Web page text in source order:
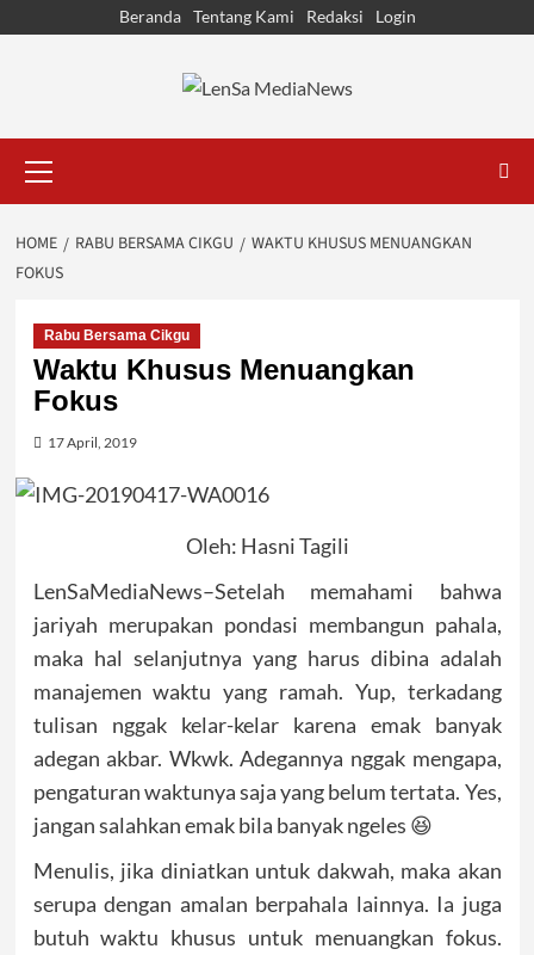
Beranda Tentang Kami Redaksi Login
Menu
HOME RABU BERSAMA CIKGU
WAKTU KHUSUS MENUANGKAN
FOKUS
Rabu Bersama Cikgu
Waktu Khusus Menuangkan
Fokus
17 April, 2019
Oleh: Hasni Tagili
LenSaMediaNews–Setelah memahami bahwa
jariyah merupakan pondasi membangun pahala,
maka hal selanjutnya yang harus dibina adalah
manajemen waktu yang ramah. Yup, terkadang
tulisan nggak kelar-kelar karena emak banyak
adegan akbar. Wkwk. Adegannya nggak mengapa,
pengaturan waktunya saja yang belum tertata. Yes,
jangan salahkan emak bila banyak ngeles 😆
Menulis, jika diniatkan untuk dakwah, maka akan
serupa dengan amalan berpahala lainnya. Ia juga
butuh waktu khusus untuk menuangkan fokus.